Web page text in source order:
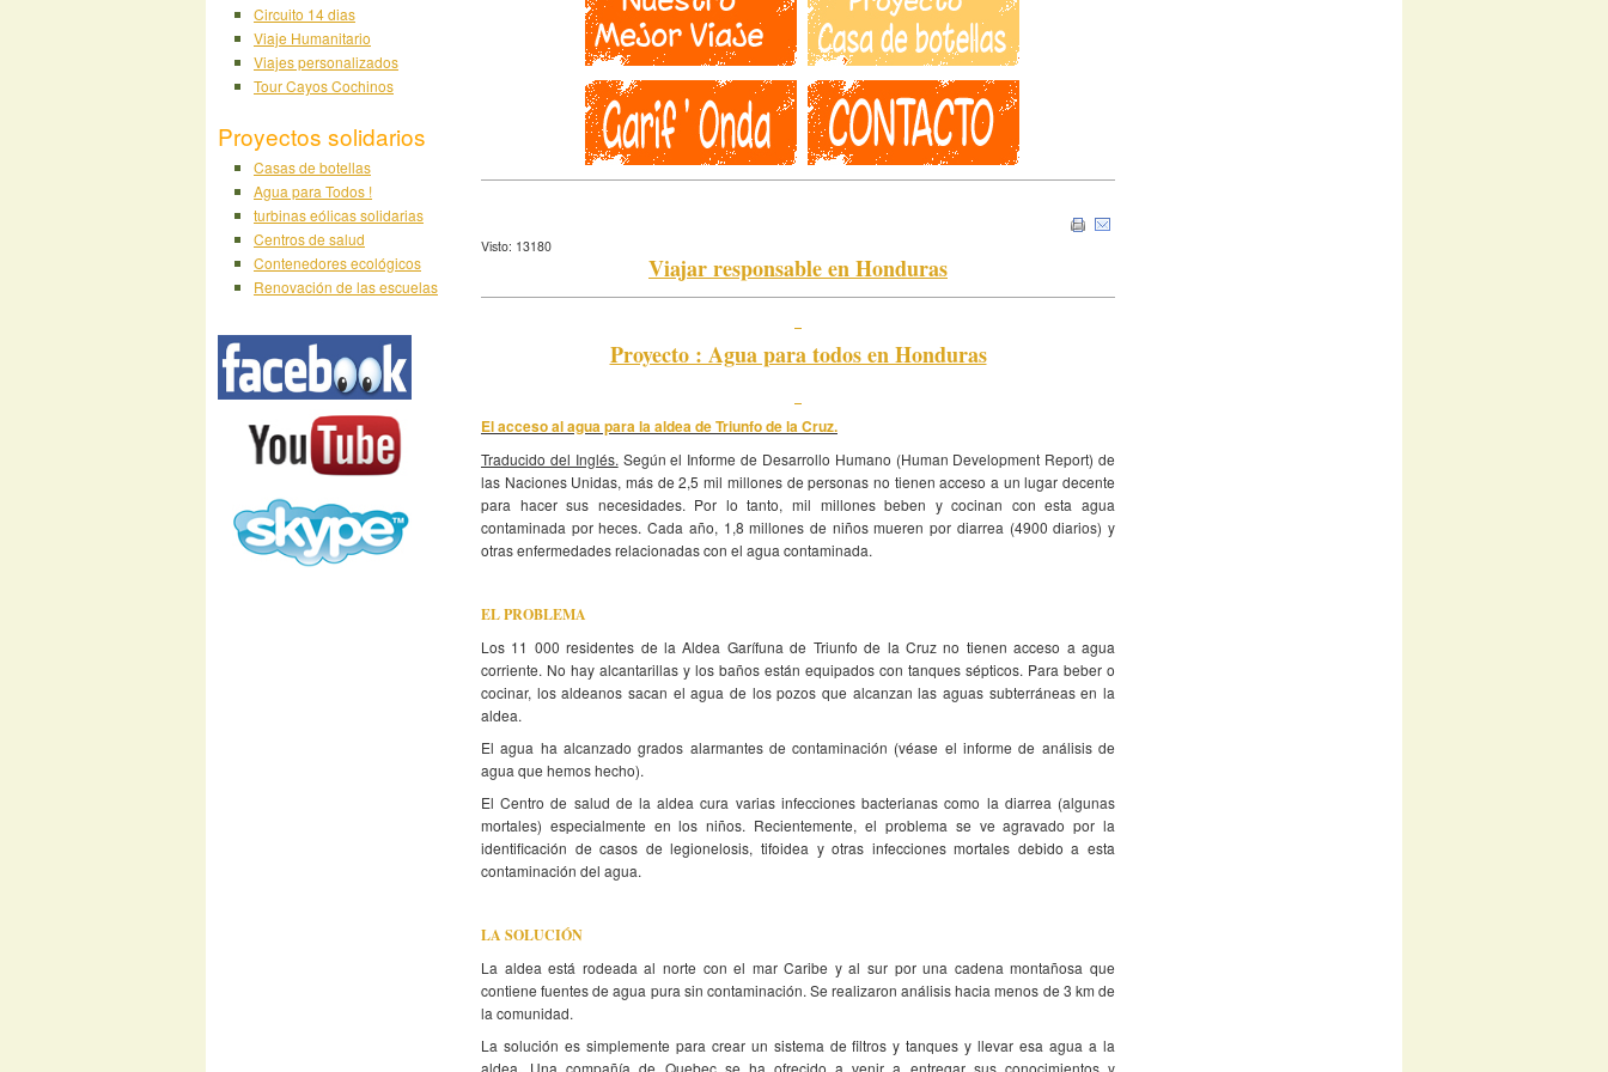
Circuito 14 dias
Viaje Humanitario
Viajes personalizados
Tour Cayos Cochinos
Proyectos solidarios
Casas de botellas
Agua para Todos !
turbinas eólicas solidarias
Centros de salud
Contenedores ecológicos
Renovación de las escuelas
Visto: 13180
Viajar responsable en Honduras
Proyecto : Agua para todos en Honduras
El acceso al agua para la aldea de Triunfo de la Cruz.
Traducido del Inglés. Según el Informe de Desarrollo Humano (Human Development Report) de
las Naciones Unidas, más de 2,5 mil millones de personas no tienen acceso a un lugar decente
para hacer sus necesidades. Por lo tanto, mil millones beben y cocinan con esta agua
contaminada por heces. Cada año, 1,8 millones de niños mueren por diarrea (4900 diarios) y
otras enfermedades relacionadas con el agua contaminada.
EL PROBLEMA
Los 11 000 residentes de la Aldea Garífuna de Triunfo de la Cruz no tienen acceso a agua
corriente. No hay alcantarillas y los baños están equipados con tanques sépticos. Para beber o
cocinar, los aldeanos sacan el agua de los pozos que alcanzan las aguas subterráneas en la
aldea.
El agua ha alcanzado grados alarmantes de contaminación (véase el informe de análisis de
agua que hemos hecho).
El Centro de salud de la aldea cura varias infecciones bacterianas como la diarrea (algunas
mortales) especialmente en los niños. Recientemente, el problema se ve agravado por la
identificación de casos de legionelosis, tifoidea y otras infecciones mortales debido a esta
contaminación del agua.
LA SOLUCIÓN
La aldea está rodeada al norte con el mar Caribe y al sur por una cadena montañosa que
contiene fuentes de agua pura sin contaminación. Se realizaron análisis hacia menos de 3 km de
la comunidad.
La solución es simplemente para crear un sistema de filtros y tanques y llevar esa agua a la
aldea. Una compañía de Quebec se ha ofrecido a venir a entregar sus conocimientos y